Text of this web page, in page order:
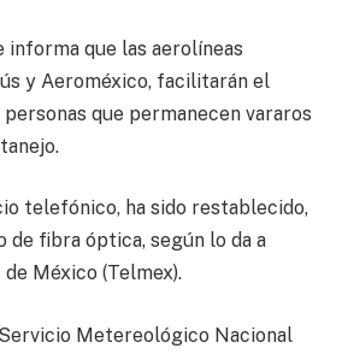
informa que las aerolíneas
y Aeroméxico, facilitarán el
que permanecen vararos
telefónico, ha sido restablecido,
de fibra óptica, según lo da a
México (Telmex).
Metereológico Nacional